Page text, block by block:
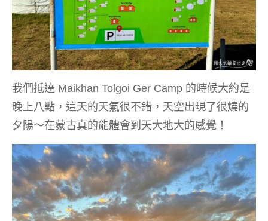
我們抵達 Maikhan Tolgoi Ger Camp 的時候大約是
晚上八點，這天的天氣很不錯，天空出現了很燒的
夕陽～在蒙古真的能體會到天大地大的感覺！